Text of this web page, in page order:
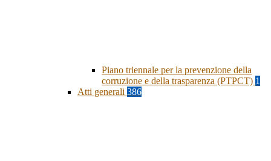
Piano triennale per la prevenzione della
corruzione e della trasparenza (PTPCT) 1
Atti generali 386